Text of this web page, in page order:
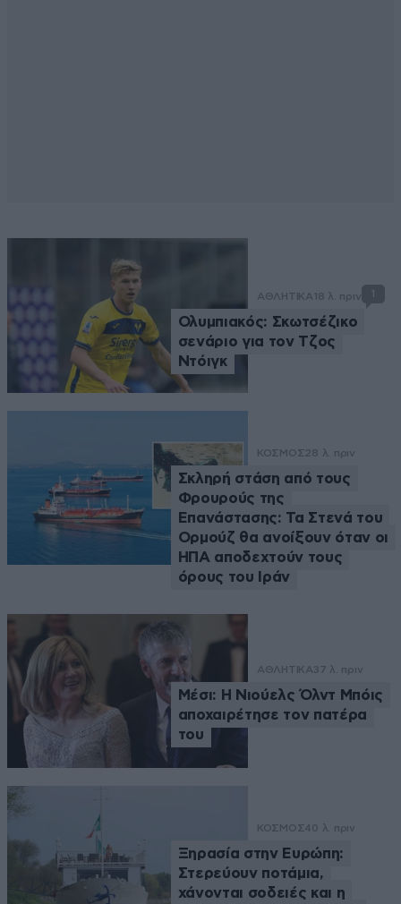
ΑΘΛΗΤΙΚΑ 18 λ. πριν 1
Ολυμπιακός: Σκωτσέζικο
σενάριο για τον Τζος
Ντόιγκ
ΚΟΣΜΟΣ28 λ. πριν
Σκληρή στάση από τους
Φρουρούς της
Επανάστασης: Τα Στενά του
Ορμούζ θα ανοίξουν όταν οι
ΗΠΑ αποδεχτούν τους
όρους του Ιράν
ΑΘΛΗΤΙΚΑ37 λ. πριν
Μέσι: Η Νιούελς Όλντ Μπόις
αποχαιρέτησε τον πατέρα
του
ΚΟΣΜΟΣ40 λ. πριν
Ξηρασία στην Ευρώπη:
Στερεύουν ποτάμια,
χάνονται σοδειές και η